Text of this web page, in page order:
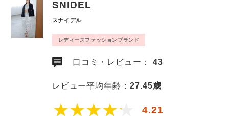
SNIDEL
スナイデル
レディースファッションブランド
口コミ・レビュー：43
レビュー平均年齢：27.45歳
4.21